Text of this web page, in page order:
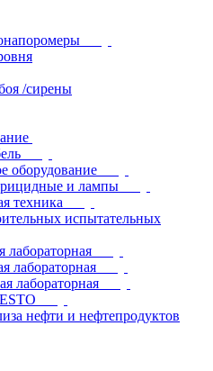
/сирены
оборудование
и лампы
техника
испытательных
лабораторная
лабораторная
лабораторная
нефти и нефтепродуктов